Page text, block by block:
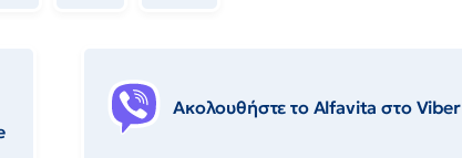
Ακολουθήστε το Αlfavita στο Viber